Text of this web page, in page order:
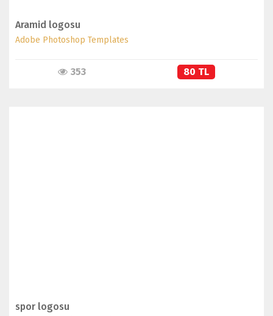
Aramid logosu
Adobe Photoshop Templates
353 80 TL
spor logosu